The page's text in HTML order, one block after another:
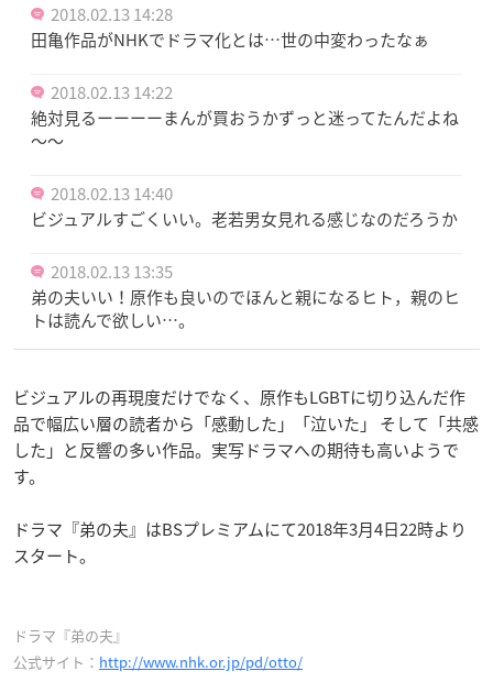
2018.02.13 14:28
田亀作品がNHKでドラマ化とは…世の中変わったなぁ
2018.02.13 14:22
絶対見るーーーーまんが買おうかずっと迷ってたんだよね
～～
2018.02.13 14:40
ビジュアルすごくいい。老若男女見れる感じなのだろうか
2018.02.13 13:35
弟の夫いい！原作も良いのでほんと親になるヒト，親のヒ
トは読んで欲しい…。
ビジュアルの再現度だけでなく、原作もLGBTに切り込んだ作
品で幅広い層の読者から「感動した」「泣いた」 そして「共感
した」と反響の多い作品。実写ドラマへの期待も高いようで
す。
ドラマ『弟の夫』はBSプレミアムにて2018年3月4日22時より
スタート。
ドラマ『弟の夫』
公式サイト： http://www.nhk.or.jp/pd/otto/